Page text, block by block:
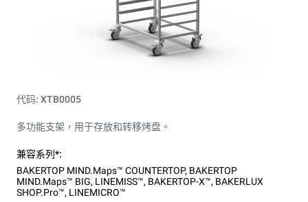
代码: XTB0005
多功能支架，用于存放和转移烤盘。
兼容系列*:
BAKERTOP MIND.Maps™ COUNTERTOP, BAKERTOP
MIND.Maps™ BIG, LINEMISS™, BAKERTOP-X™, BAKERLUX
SHOP.Pro™, LINEMICRO™